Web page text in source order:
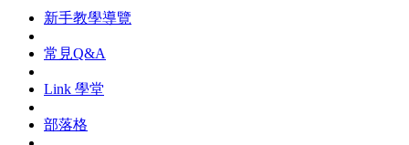
新手教學導覽
常見Q&A
Link 學堂
部落格